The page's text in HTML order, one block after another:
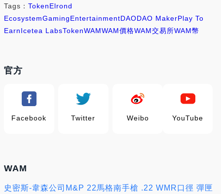
Tags： TokenElrond
EcosystemGamingEntertainmentDAODAO MakerPlay To
EarnIcetea LabsTokenWAMWAM價格WAM交易所WAM幣
官方
Facebook Twitter Weibo YouTube
WAM
史密斯-韋森公司M&P 22馬格南手槍 .22 WMR口徑 彈匣